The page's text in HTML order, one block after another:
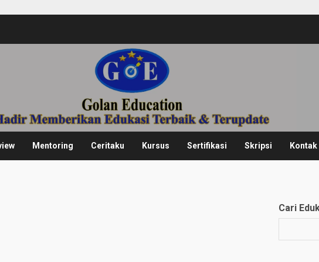
Mentoring Ceritaku Kursus Sertifikasi Skripsi Kontak
Cari